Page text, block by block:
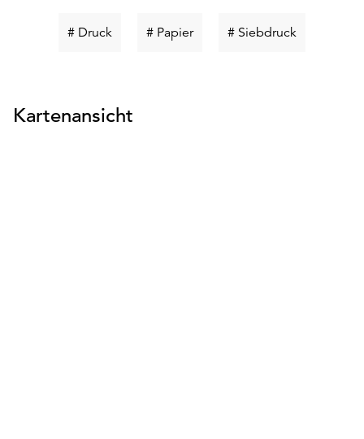
# DruckSchlüsselwort
# PapierSchlüsselwort
# Siebdruck
Kartenansicht